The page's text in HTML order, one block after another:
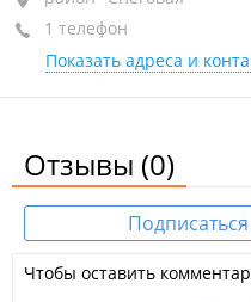
+7 914 700-54-56
1 телефон
Показать адреса и
Отзывы (0)
Чтобы оставить